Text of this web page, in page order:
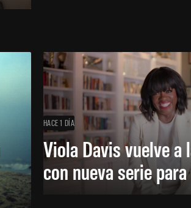
HACE 1 DÍA
Viola Davis vuelve
con nueva serie